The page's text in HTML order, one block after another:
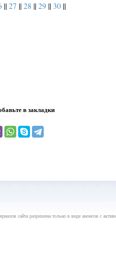
||27 ||28 ||29 || 30 ||
в закладки
сайта разрешена только в виде анонсов с